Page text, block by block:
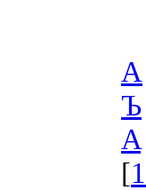
А
Ъ
A
[1